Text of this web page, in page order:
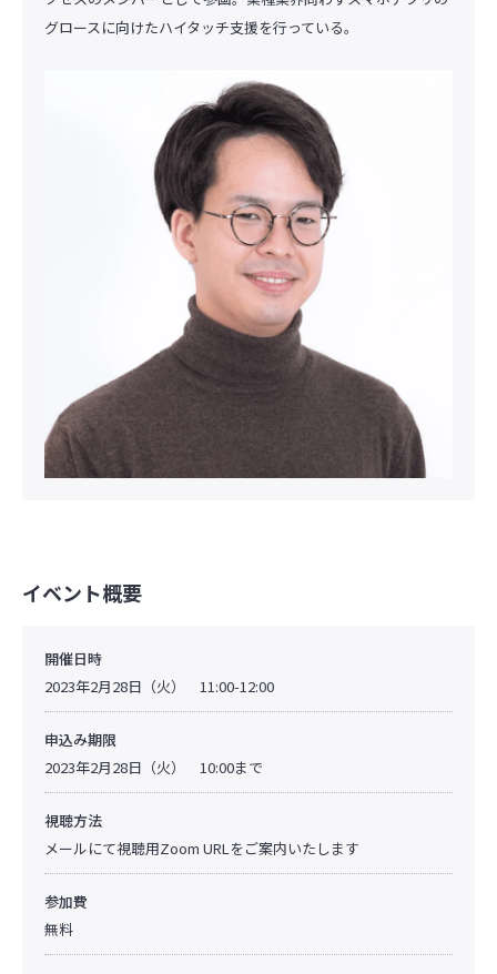
グロースに向けたハイタッチ支援を行っている。
イベント概要
開催日時
2023年2月28日（火） 11:00-12:00
申込み期限
2023年2月28日（火） 10:00まで
視聴方法
メールにて視聴用Zoom URLをご案内いたします
参加費
無料